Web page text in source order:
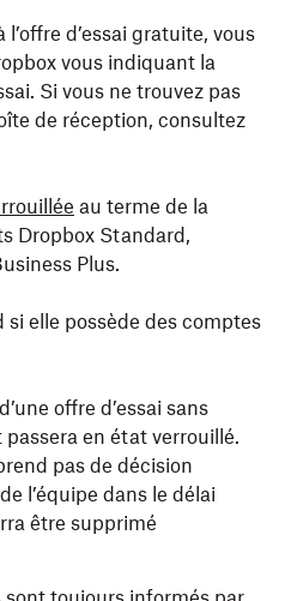
d’essai gratuite, vous
vous indiquant la
Si vous ne trouvez pas
de réception, consultez
au terme de la
Dropbox Standard,
Plus.
elle possède des comptes
offre d’essai sans
en état verrouillé.
pas de décision
l’équipe dans le délai
être supprimé